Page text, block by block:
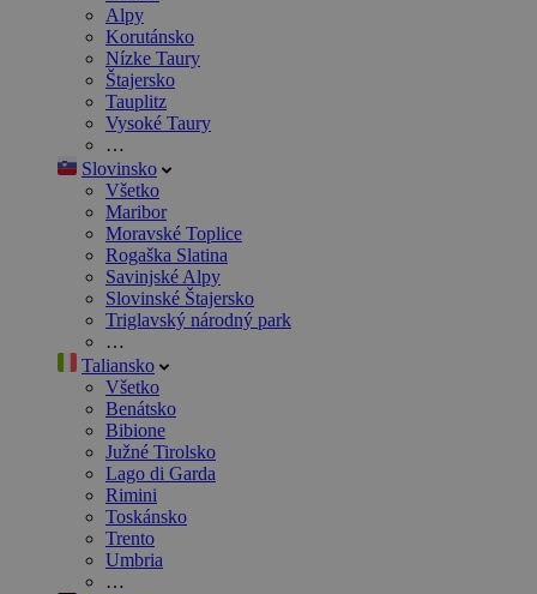
Alpy
Korutánsko
Nízke Taury
Štajersko
Tauplitz
Vysoké Taury
…
Slovinsko
Všetko
Maribor
Moravské Toplice
Rogaška Slatina
Savinjské Alpy
Slovinské Štajersko
Triglavský národný park
…
Taliansko
Všetko
Benátsko
Bibione
Južné Tirolsko
Lago di Garda
Rimini
Toskánsko
Trento
Umbria
…